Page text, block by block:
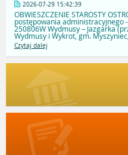
2026-07-29 15:42:39
OBWIESZCZENIE STAROSTY
postępowania administracyjnego
250806W Wydmusy – Jazgarka
Wydmusy i Wykrot, gm.
Czytaj dalej